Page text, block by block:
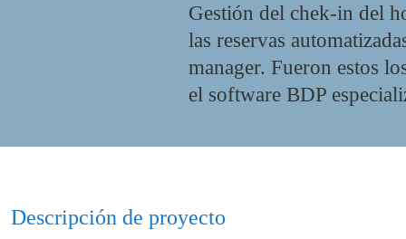
Gestión del chek-in del
las reservas
manager. Fueron estos
el software BDP
Descripción de proyecto